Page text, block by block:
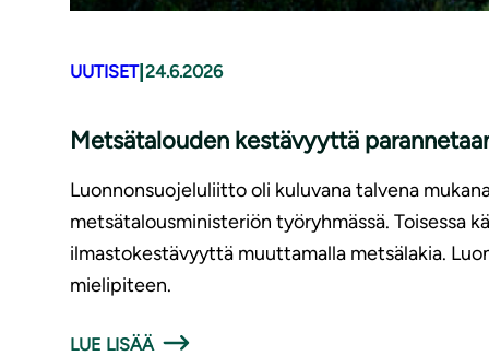
UUTISET| 24.6.2026
Metsätalouden kestävyyttä
Luonnonsuojeluliitto oli kuluvana talvena
metsätalousministeriön työryhmässä. Toisessa
ilmastokestävyyttä muuttamalla metsälakia.
mielipiteen.
LUE LISÄÄ